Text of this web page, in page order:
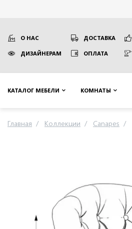
О НАС ДОСТАВКА
ДИЗАЙНЕРАМ ОПЛАТА
КАТАЛОГ МЕБЕЛИ КОМНАТЫ
Главная Коллекции Canapes